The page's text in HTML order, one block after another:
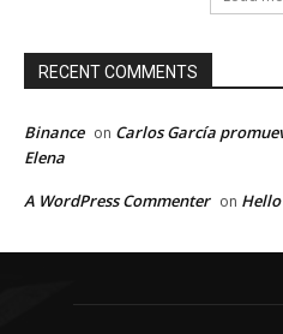
RECENT COMMENTS
Binance on Carlos García
Elena
A WordPress Commenter on